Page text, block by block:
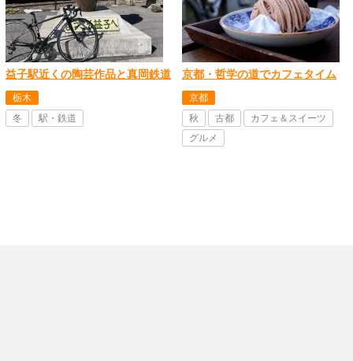
益子駅近くの陶芸作品と真岡鉄道
栃木
冬
駅・鉄道
京都・哲学の道でカフェタイム
京都
秋
古都
カフェ＆スイーツ
グルメ